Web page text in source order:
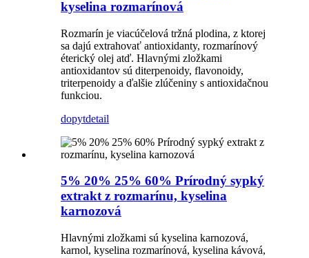
kyselina rozmarínová
Rozmarín je viacúčelová tržná plodina, z ktorej
sa dajú extrahovať antioxidanty, rozmarínový
éterický olej atď. Hlavnými zložkami
antioxidantov sú diterpenoidy, flavonoidy,
triterpenoidy a ďalšie zlúčeniny s antioxidačnou
funkciou.
dopytdetail
5% 20% 25% 60% Prírodný sypký
extrakt z rozmarínu, kyselina
karnozová
Hlavnými zložkami sú kyselina karnozová,
karnol, kyselina rozmarínová, kyselina kávová,